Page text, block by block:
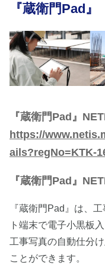
『蔵衛門Pad』
『蔵衛門Pad』
https://
ails?regNo=KTK-
『蔵衛門Pad』
『蔵衛門Pad』は、
ト端末で電子小黒板
工事写真の自動仕分
ことができます。